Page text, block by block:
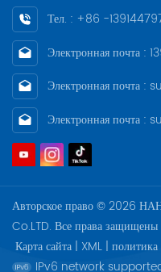
Тел. : +86 -
Электронная почта :
Электронная почта
Электронная почта
Авторское право © 2026
Co.LTD. Все права защищены
Карта сайта | XML |
IPv6 network